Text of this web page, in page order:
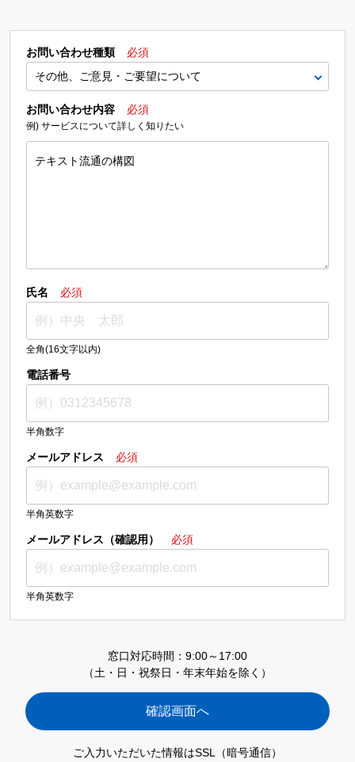
お問い合わせ種類 必須
お問い合わせ内容 必須
例) サービスについて詳しく知りたい
氏名 必須
全角(16文字以内)
電話番号
半角数字
メールアドレス 必須
半角英数字
メールアドレス（確認用） 必須
半角英数字
窓口対応時間：9:00～17:00
（土・日・祝祭日・年末年始を除く）
ご入力いただいた情報はSSL（暗号通信）